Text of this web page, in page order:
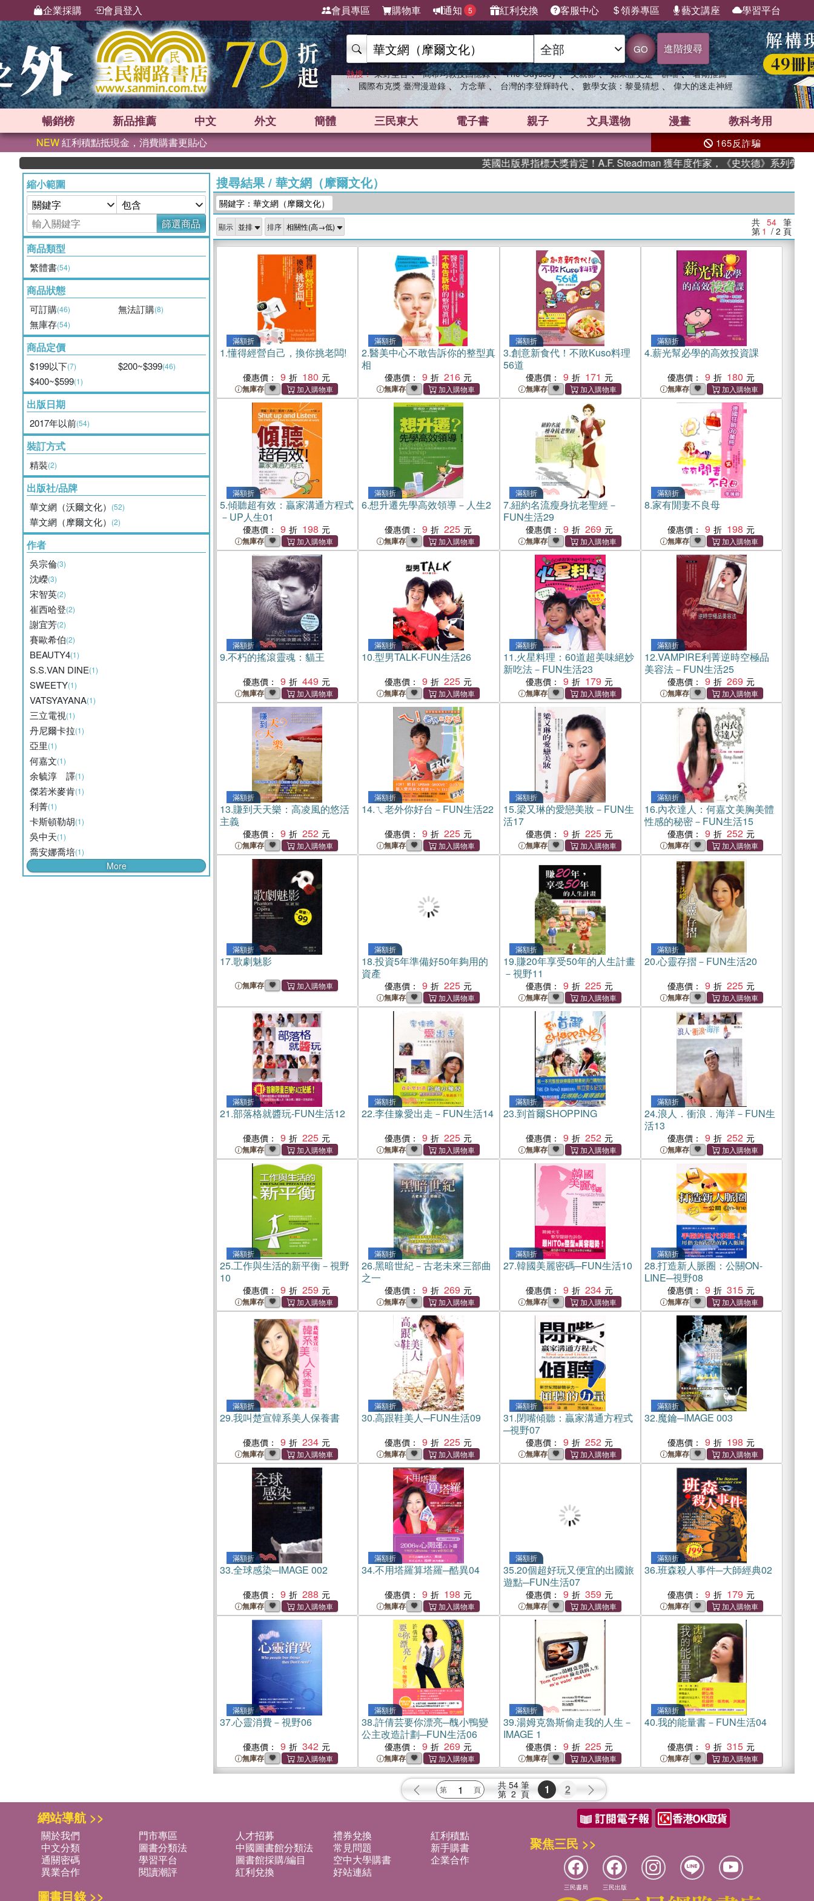
企業採購 會員登入 會員專區 購物車 通知 5 紅利兌換 客服中心 領券專區 藝文講座 學習平台
GO 進階搜尋
熱搜： 東野圭吾 、 高希均教授回憶錄 、 The Odyssey 、 父親節 、 如果歷史是一群喵 、 暑期推薦
、 國際布克獎 臺灣漫遊錄 、 方念華 、 台灣的李登輝時代 、 數學女孩：黎曼猜想 、 偉大的迷走神經
暢銷榜 新品推薦 中文 外文 簡體 三民東大 電子書 親子 文具選物 漫畫 教科考用
NEW紅利積點抵現金，消費購書更貼心 165反詐騙
英國出版界指標大獎肯定！A.F. Steadman 獲年度作家，《史坎德》系列帶你踏上熱血
縮小範圍
篩選商品
商品類型
繁體書(54)
商品狀態
可訂購(46) 無法訂購(8)
無庫存(54)
商品定價
$199以下(7) $200~$399(46)
$400~$599(1)
出版日期
2017年以前(54)
裝訂方式
精裝(2)
出版社/品牌
華文網（沃爾文化） (52)
華文網（摩爾文化） (2)
作者
吳宗倫(3)
沈嶸(3)
宋智英(2)
崔西哈登(2)
謝宜芳(2)
賽歐希伯(2)
BEAUTY4(1)
S.S.VAN DINE(1)
SWEETY(1)
VATSYAYANA(1)
三立電視(1)
丹尼爾卡拉(1)
亞里(1)
何嘉文(1)
余毓淳 譯(1)
傑若米麥肯(1)
利菁(1)
卡斯頓勒胡(1)
吳中天(1)
喬安娜喬培(1)
More
搜尋結果/ 華文網（摩爾文化）
關鍵字：華文網（摩爾文化）
顯示 排序 共 54 筆
第 1 / 2 頁
滿額折
1.懂得經營自己，換你挑老闆!
優惠價： 9 180
無庫存
滿額折
2.醫美中心不敢告訴你的整型真
相
優惠價： 9 216
無庫存
滿額折
3.創意新食代！不敗Kuso料理
56道
優惠價： 9 171
無庫存
滿額折
4.薪光幫必學的高效投資課
優惠價： 9 180
無庫存
滿額折
5.傾聽超有效：贏家溝通方程式
－UP人生01
優惠價： 9 198
無庫存
滿額折
6.想升遷先學高效領導－人生2
優惠價： 9 225
無庫存
滿額折
7.紐約名流瘦身抗老聖經－
FUN生活29
優惠價： 9 269
無庫存
滿額折
8.家有閒妻不良母
優惠價： 9 198
無庫存
滿額折
9.不朽的搖滾靈魂：貓王
優惠價： 9 449
無庫存
滿額折
10.型男TALK-FUN生活26
優惠價： 9 225
無庫存
滿額折
11.火星料理：60道超美味絕妙
新吃法－FUN生活23
優惠價： 9 179
無庫存
滿額折
12.VAMPIRE利菁逆時空極品
美容法－FUN生活25
優惠價： 9 269
無庫存
滿額折
13.賺到天天樂：高凌風的悠活
主義
優惠價： 9 252
無庫存
滿額折
14.ㄟ老外你好台－FUN生活22
優惠價： 9 225
無庫存
滿額折
15.梁又琳的愛戀美妝－FUN生
活17
優惠價： 9 225
無庫存
滿額折
16.內衣達人：何嘉文美胸美體
性感的秘密－FUN生活15
優惠價： 9 252
無庫存
滿額折
17.歌劇魅影
無庫存
滿額折
18.投資5年準備好50年夠用的
資產
優惠價： 9 225
無庫存
滿額折
19.賺20年享受50年的人生計畫
－視野11
優惠價： 9 225
無庫存
滿額折
20.心靈存摺－FUN生活20
優惠價： 9 225
無庫存
滿額折
21.部落格就醬玩-FUN生活12
優惠價： 9 225
無庫存
滿額折
22.李佳豫愛出走－FUN生活14
優惠價： 9 225
無庫存
滿額折
23.到首爾SHOPPING
優惠價： 9 252
無庫存
滿額折
24.浪人．衝浪．海洋－FUN生
活13
優惠價： 9 252
無庫存
滿額折
25.工作與生活的新平衡－視野
10
優惠價： 9 259
無庫存
滿額折
26.黑暗世紀－古老未來三部曲
之一
優惠價： 9 269
無庫存
滿額折
27.韓國美麗密碼─FUN生活10
優惠價： 9 234
無庫存
滿額折
28.打造新人脈圈：公關ON-
LINE─視野08
優惠價： 9 315
無庫存
滿額折
29.我叫楚宣韓系美人保養書
優惠價： 9 234
無庫存
滿額折
30.高跟鞋美人─FUN生活09
優惠價： 9 225
無庫存
滿額折
31.閉嘴傾聽：贏家溝通方程式
─視野07
優惠價： 9 252
無庫存
滿額折
32.魔鑰─IMAGE 003
優惠價： 9 198
無庫存
滿額折
33.全球感染─IMAGE 002
優惠價： 9 288
無庫存
滿額折
34.不用塔羅算塔羅─酷異04
優惠價： 9 198
無庫存
滿額折
35.20個超好玩又便宜的出國旅
遊點─FUN生活07
優惠價： 9 359
無庫存
滿額折
36.班森殺人事件─大師經典02
優惠價： 9 179
無庫存
滿額折
37.心靈消費－視野06
優惠價： 9 342
無庫存
滿額折
38.許倩芸要你漂亮─醜小鴨變
公主改造計劃─FUN生活06
優惠價： 9 269
無庫存
滿額折
39.湯姆克魯斯偷走我的人生－
IMAGE 1
優惠價： 9 225
無庫存
滿額折
40.我的能量書－FUN生活04
優惠價： 9 315
無庫存
共 54 筆
第 2 頁 1 2
網站導航 >>
關於我們 門市專區 人才招募 禮券兌換
紅利積點
中文分類
圖書分類法 中國圖書館分類法 常見問題
新手購書
通關密碼
學習平台 圖書館採購/編目 空中大學購書
企業合作
異業合作
閱讀潮評 紅利兌換 好站連結
圖書目錄 >>
聚焦三民 >>
三民書局 三民出版